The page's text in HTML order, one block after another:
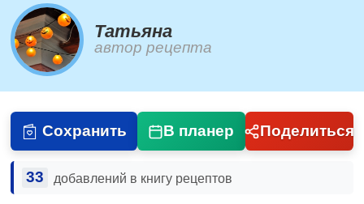
Татьяна
автор рецепта
Сохранить В планер Поделиться
33 добавлений в книгу рецептов